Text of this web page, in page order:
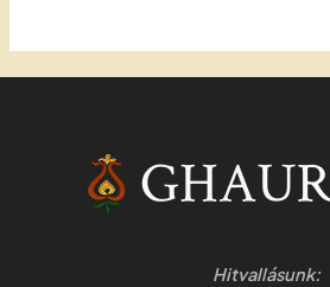
Hitvallásunk: